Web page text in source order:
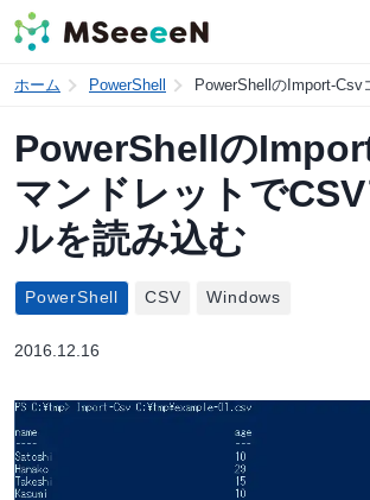
ホーム PowerShell PowerShellのImport-
PowerShellの
マンドレットで
ルを読み込む
PowerShell CSV Windows
2016.12.16